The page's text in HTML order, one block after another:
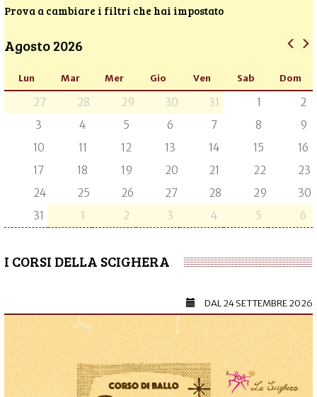
Prova a cambiare i filtri che hai impostato
Agosto 2026
Lun Mar Mer Gio Ven Sab Dom
27 28 29 30 31 1
2
3
4 5 6 7 8
9
10
11 12 13 14 15
16
17
18 19 20 21 22
23
24
25 26 27 28 29
30
31
1 2 3 4 5 6
I CORSI DELLA SCIGHERA
DAL24 SETTEMBRE 2026